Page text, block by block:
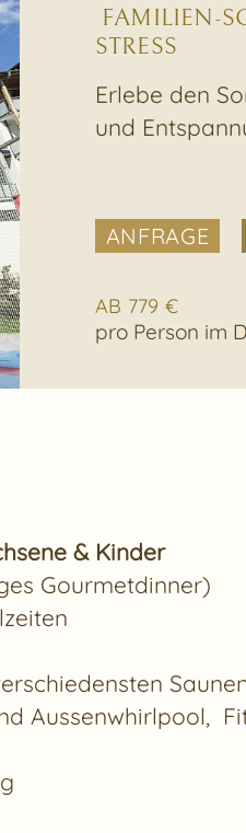
FAMILIEN-
STRESS
Erlebe den
und
ANFRAGE
AB 779 €
pro Person im
& Kinder
Gourmetdinner)
Aussenwhirlpool,